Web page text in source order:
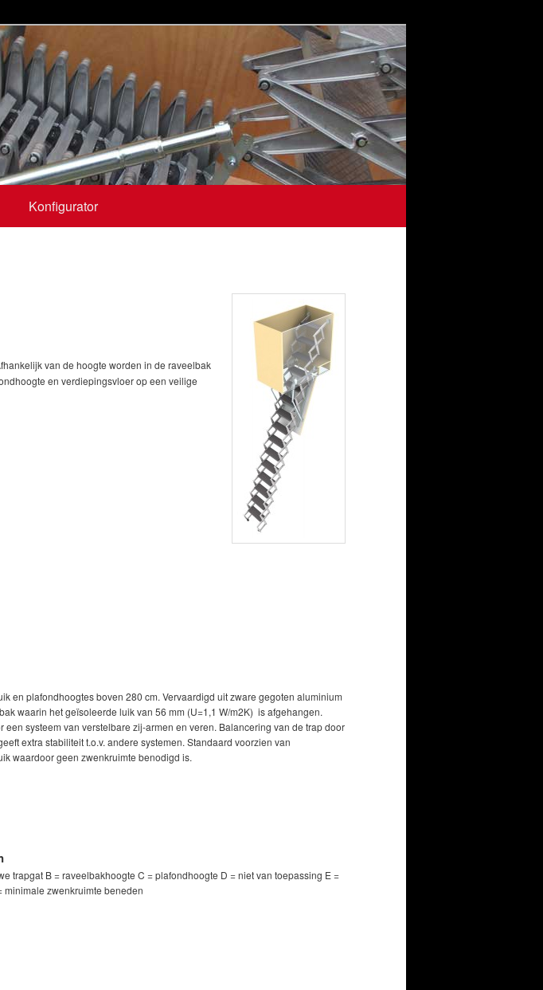
Konfigurator
van de hoogte worden in de raveelbak
en verdiepingsvloer op een veilige
en plafondhoogtes boven 280 cm. Vervaardigd uit zware gegoten aluminium
waarin het geïsoleerde luik van 56 mm (U=1,1 W/m2K) is afgehangen.
systeem van verstelbare zij-armen en veren. Balancering van de trap door
extra stabiliteit t.o.v. andere systemen. Standaard voorzien van
waardoor geen zwenkruimte benodigd is.
trapgat B = raveelbakhoogte C = plafondhoogte D = niet van toepassing E =
minimale zwenkruimte beneden